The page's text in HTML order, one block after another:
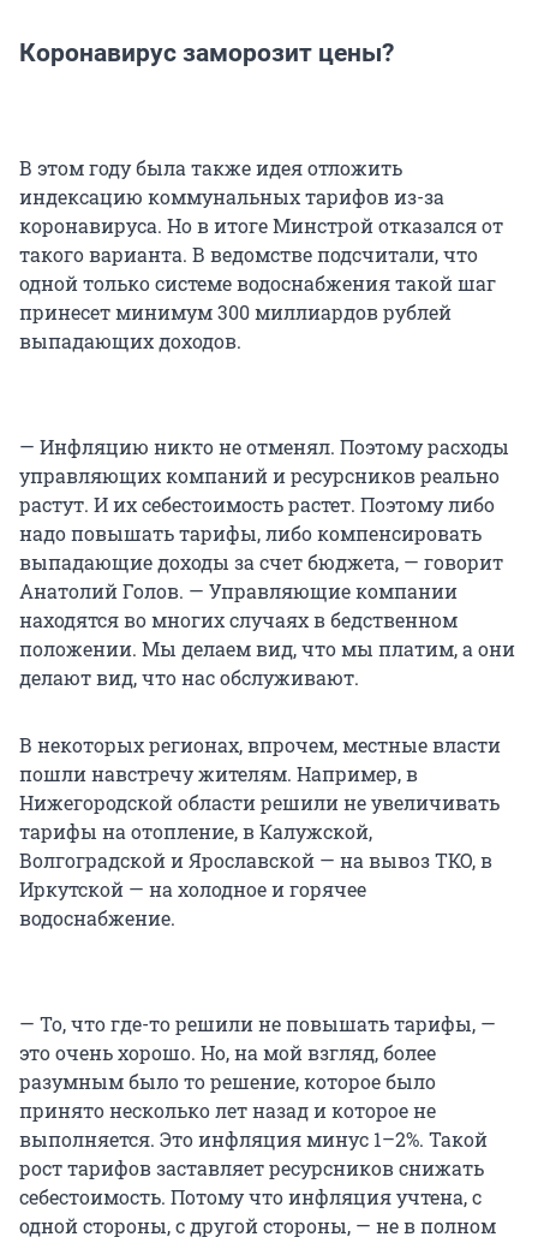
Коронавирус заморозит цены?
В этом году была также идея отложить
индексацию коммунальных тарифов из-за
коронавируса. Но в итоге Минстрой отказался от
такого варианта. В ведомстве подсчитали, что
одной только системе водоснабжения такой шаг
принесет минимум 300 миллиардов рублей
выпадающих доходов.
— Инфляцию никто не отменял. Поэтому расходы
управляющих компаний и ресурсников реально
растут. И их себестоимость растет. Поэтому либо
надо повышать тарифы, либо компенсировать
выпадающие доходы за счет бюджета, — говорит
Анатолий Голов. — Управляющие компании
находятся во многих случаях в бедственном
положении. Мы делаем вид, что мы платим, а они
делают вид, что нас обслуживают.
В некоторых регионах, впрочем, местные власти
пошли навстречу жителям. Например, в
Нижегородской области решили не увеличивать
тарифы на отопление, в Калужской,
Волгоградской и Ярославской — на вывоз ТКО, в
Иркутской — на холодное и горячее
водоснабжение.
— То, что где-то решили не повышать тарифы, —
это очень хорошо. Но, на мой взгляд, более
разумным было то решение, которое было
принято несколько лет назад и которое не
выполняется. Это инфляция минус 1–2%. Такой
рост тарифов заставляет ресурсников снижать
себестоимость. Потому что инфляция учтена, с
одной стороны, с другой стороны, — не в полном